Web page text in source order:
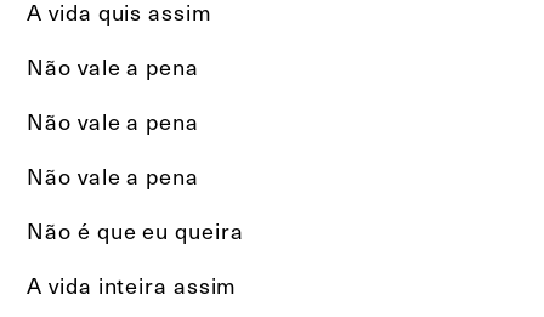
A vida quis assim
Não vale a pena
Não vale a pena
Não vale a pena
Não é que eu queira
A vida inteira assim